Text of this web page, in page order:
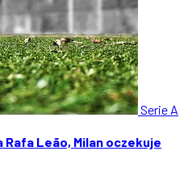
Serie A
Rafa Leão, Milan oczekuje